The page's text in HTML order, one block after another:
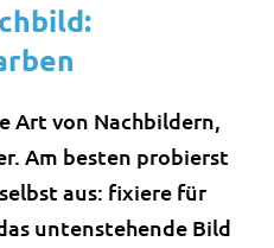
Art von Nachbildern,
Am besten probierst
aus: fixiere für
untenstehende Bild